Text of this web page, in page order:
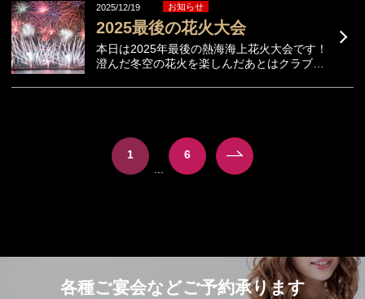
ますので、クリスマスの夜は熱海キャバク
ラ クラブメルヘンへぜひご来店ください！
2025/12/19 お知らせ
2025最後の花火大会
本日は2025年最後の熱海海上花火大会です！
澄んだ冬空の花火を楽しんだあとはクラブメ
1
...
6
各種ご宴会などご予約承ります